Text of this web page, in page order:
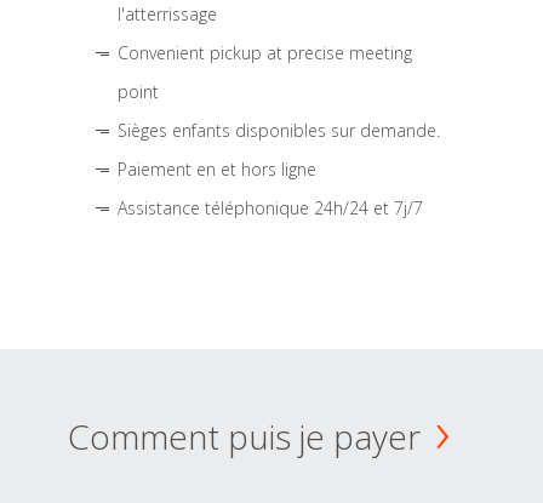
l'atterrissage
Convenient pickup at precise meeting
point
Sièges enfants disponibles sur demande.
Paiement en et hors ligne
Assistance téléphonique 24h/24 et 7j/7
Comment puis je payer